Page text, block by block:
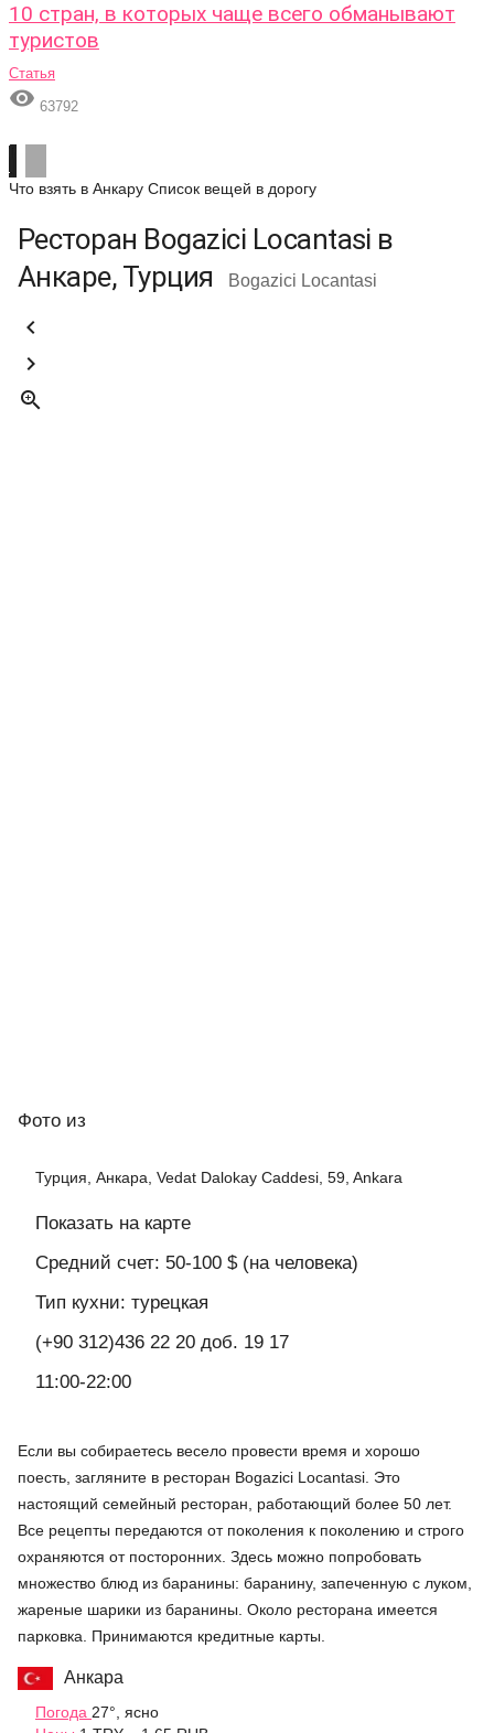
10 стран, в которых чаще всего обманывают
туристов
Статья
 63792
Что взять в Анкару Список вещей в дорогу
Ресторан Bogazici Locantasi в
Анкаре, Турция
Bogazici Locantasi



Фото из
Турция, Анкара, Vedat Dalokay Caddesi, 59, Ankara
Показать на карте
Средний счет: 50-100 $ (на человека)
Тип кухни: турецкая
(+90 312)436 22 20 доб. 19 17
11:00-22:00
Если вы собираетесь весело провести время и хорошо
поесть, загляните в ресторан Bogazici Locantasi. Это
настоящий семейный ресторан, работающий более 50 лет.
Все рецепты передаются от поколения к поколению и строго
охраняются от посторонних. Здесь можно попробовать
множество блюд из баранины: баранину, запеченную с луком,
жареные шарики из баранины. Около ресторана имеется
парковка. Принимаются кредитные карты.
Анкара
Погода 27°, ясно